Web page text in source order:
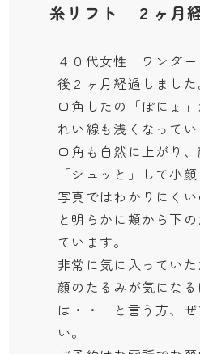
糸リフト ２ヶ月
４０代女性 ワンダ
後２ヶ月経過しました
口角したの「ぽにょ
れい線も浅くなってい
口角も自然に上がり
「シュッと」して小
写真ではわかりにく
と明らかに頬から下
ています。
非常に気に入っていた
顔のたるみが気にな
は・・ と言う方、ぜ
い。